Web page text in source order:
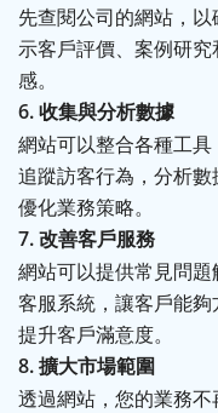
先查閱公司的網站，
示客戶評價、案例研
感。
6. 收集與分析數據
網站可以整合各種工具
追蹤訪客行為，分析
優化業務策略。
7. 改善客戶服務
網站可以提供常見問題
客服系統，讓客戶能
提升客戶滿意度。
8. 擴大市場範圍
透過網站，您的業務